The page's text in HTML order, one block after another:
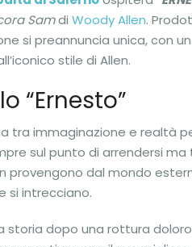
Samdi Woody Allen.
si preannuncia unica, con
stile di Allen.
“Ernesto”
tra immaginazione e realtà
sul punto di arrendersi
provengono dal mondo
si intrecciano.
storia dopo una rottura